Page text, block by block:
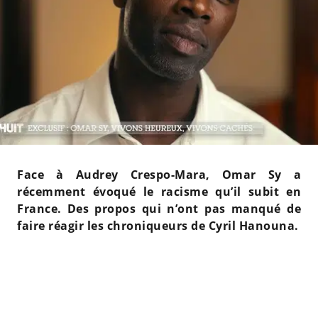
Face à Audrey Crespo-Mara, Omar Sy a
récemment évoqué le racisme qu’il subit en
France. Des propos qui n’ont pas manqué de
faire réagir les chroniqueurs de Cyril Hanouna.